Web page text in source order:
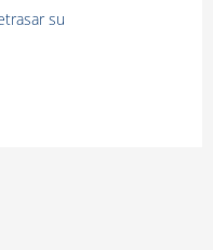
su